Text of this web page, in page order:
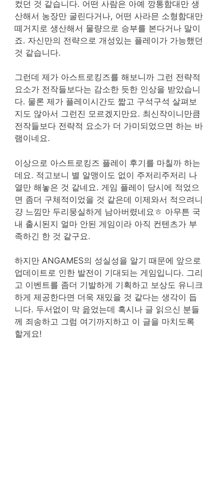
컸던 것 같습니다. 어떤 사람은 아예 깡통함대만 생
산해서 농장만 굴린다거나, 어떤 사라믄 소형함대만
떼거지로 생산해서 물량으로 승부를 본다거나 말이
죠. 자신만의 전략으로 개성있는 플레이가 가능했던
것 같습니다.
그런데 제가 아스트로킹즈를 해보니까 그런 전략적
요소가 전작들보다는 감소한 듯한 인상을 받았습니
다. 물론 제가 플레이시간도 짧고 구석구석 살펴보
지도 않아서 그런진 모르겠지만요. 최신작이니만큼
전작들보다 전략적 요소가 더 가미되었으면 하는 바
램이네요.
이상으로 아스트로킹즈 플레이 후기를 마칠까 하는
데요. 적고보니 별 알맹이도 없이 주저리주저리 나
열만 해놓은 것 같네요. 게임 플레이 당시에 적었으
면 좀더 구체적이었을 것 같은데 이제와서 적으려니
걍 느낌만 두리뭉실하게 남아버렸네요ㅎ 아무튼 국
내 출시된지 얼마 안된 게임이라 아직 컨텐츠가 부
족하긴 한 것 같구요.
하지만 ANGAMES의 성실성을 알기 때문에 앞으로
업데이트로 인한 발전이 기대되는 게임입니다. 그리
고 이벤트를 좀더 기발하게 기획하고 보상도 유니크
하게 제공한다면 더욱 재밌을 것 같다는 생각이 듭
니다. 두서없이 막 읊었는데 혹시나 글 읽으신 분들
께 죄송하고 그럼 여기까지하고 이 글을 마치도록
할게요!